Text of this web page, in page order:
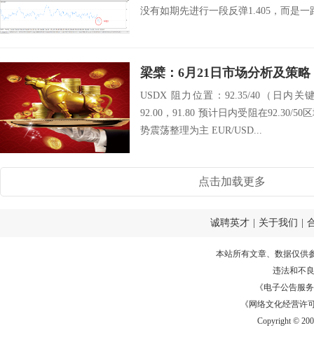
没有如期先进行一段反弹1.405，而是
梁檗：6月21日市场分析及策略
USDX 阻力位置：92.35/40（日内关
92.00，91.80 预计日内受阻在92.30/50
势震荡整理为主 EUR/USD...
点击加载更多
诚聘英才 关于我们
本站所有文章、数据仅供
违法和不
《电子公告服务
《网络文化经营许
Copyright ©